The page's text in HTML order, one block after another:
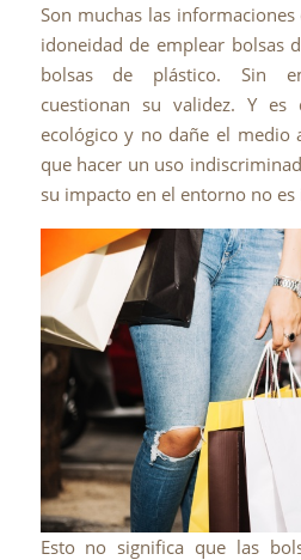
Son muchas las
idoneidad de emplear bolsas
bolsas de plástico. Sin
cuestionan su validez. Y es
ecológico y no dañe el medio
que hacer un uso
su impacto en el entorno no es
Esto no significa que las